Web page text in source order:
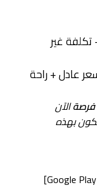
تكلفة غير
عادل + راحة
الآن
بهذه